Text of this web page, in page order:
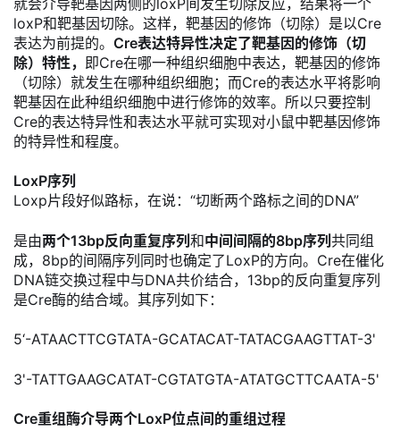
就会介导靶基因两侧的loxP间发生切除反应，结果将一个
loxP和靶基因切除。这样，靶基因的修饰（切除）是以Cre
表达为前提的。 Cre表达特异性决定了靶基因的修饰（切
除）特性， 即Cre在哪一种组织细胞中表达，靶基因的修饰
（切除）就发生在哪种组织细胞；而Cre的表达水平将影响
靶基因在此种组织细胞中进行修饰的效率。所以只要控制
Cre的表达特异性和表达水平就可实现对小鼠中靶基因修饰
的特异性和程度。
LoxP序列
Loxp片段好似路标，在说：“切断两个路标之间的DNA”
是由两个13bp反向重复序列和中间间隔的8bp序列共同组
成，8bp的间隔序列同时也确定了LoxP的方向。Cre在催化
DNA链交换过程中与DNA共价结合，13bp的反向重复序列
是Cre酶的结合域。其序列如下：
5‘-ATAACTTCGTATA-GCATACAT-TATACGAAGTTAT-3'
3'-TATTGAAGCATAT-CGTATGTA-ATATGCTTCAATA-5'
Cre重组酶介导两个LoxP位点间的重组过程